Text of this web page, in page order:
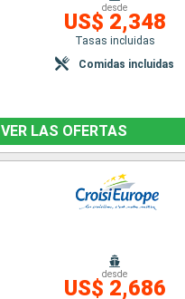
desde
US$ 2,348
Tasas incluidas
Comidas incluidas
VER LAS OFERTAS
desde
US$ 2,686